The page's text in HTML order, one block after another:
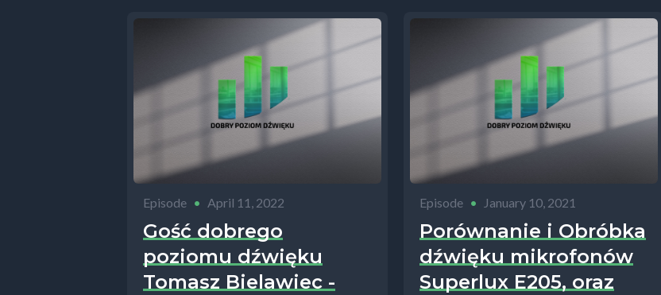
ponieważ świadomość klientów jest jeszcze dość niska.
Natomiast ja nie chcę, byś popełniał błędy, oraz
pianki nie da się zrobić profesjonalnie brzmiącego
W tym odcinku nie polecę żadnego sklepu, ale
co masz zwracać uwagę podczas wyboru pianek
O co masz pytać producenta na allegro, w sklepie
stacjonarnym jeśli zechcesz kupić pianki akustyczne
podcastowego lektorskiego czy Sali audiowizualnej.
Episode • April 11, 2022
Gość dobrego
poziomu dźwięku
Tomasz Bielawiec -
Episode • January 10, 2021
Porównanie i Obróbka
dźwięku mikrofonów
Superlux E205, oraz